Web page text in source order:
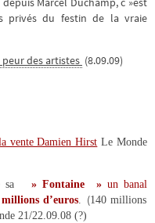
privés du festin de la vraie
des artistes (8.09.09)
vente Damien Hirst Le Monde
sa » Fontaine » un banal
d’euros. (140 millions
21/22.09.08 (?)